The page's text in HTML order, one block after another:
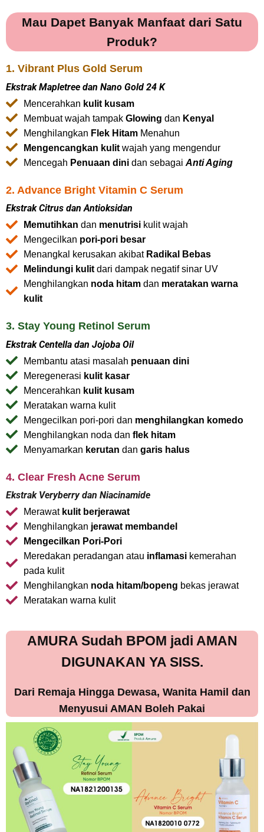
Mau Dapet Banyak Manfaat dari Satu
Produk?
1. Vibrant Plus Gold Serum
Ekstrak Mapletree dan Nano Gold 24 K
Mencerahkan kulit kusam
Membuat wajah tampak Glowing dan Kenyal
Menghilangkan Flek Hitam Menahun
Mengencangkan kulit wajah yang mengendur
Mencegah Penuaan dini dan sebagai Anti Aging
2. Advance Bright Vitamin C Serum
Ekstrak Citrus dan Antioksidan
Memutihkan dan menutrisi kulit wajah
Mengecilkan pori-pori besar
Menangkal kerusakan akibat Radikal Bebas
Melindungi kulit dari dampak negatif sinar UV
Menghilangkan noda hitam dan meratakan warna
kulit
3. Stay Young Retinol Serum
Ekstrak Centella dan Jojoba Oil
Membantu atasi masalah penuaan dini
Meregenerasi kulit kasar
Mencerahkan kulit kusam
Meratakan warna kulit
Mengecilkan pori-pori dan menghilangkan komedo
Menghilangkan noda dan flek hitam
Menyamarkan kerutan dan garis halus
4. Clear Fresh Acne Serum
Ekstrak Veryberry dan Niacinamide
Merawat kulit berjerawat
Menghilangkan jerawat membandel
Mengecilkan Pori-Pori
Meredakan peradangan atau inflamasi kemerahan
pada kulit
Menghilangkan noda hitam/bopeng bekas jerawat
Meratakan warna kulit
AMURA Sudah BPOM jadi AMAN
DIGUNAKAN YA SISS.
Dari Remaja Hingga Dewasa, Wanita Hamil dan
Menyusui AMAN Boleh Pakai